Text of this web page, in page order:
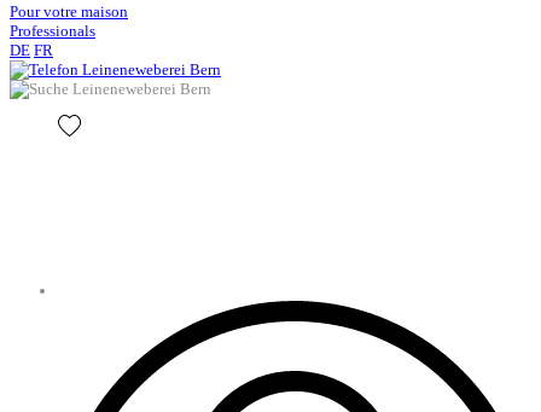
Pour votre maison
Professionals
DE FR